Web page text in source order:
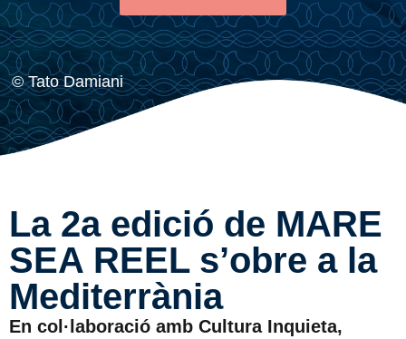
© Tato Damiani
La 2a edició de MARE
SEA REEL s’obre a la
Mediterrània
En col·laboració amb Cultura Inquieta,